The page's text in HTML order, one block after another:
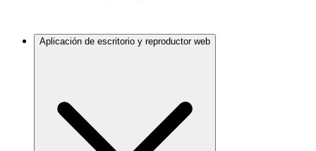
Aplicación de escritorio y reproductor web